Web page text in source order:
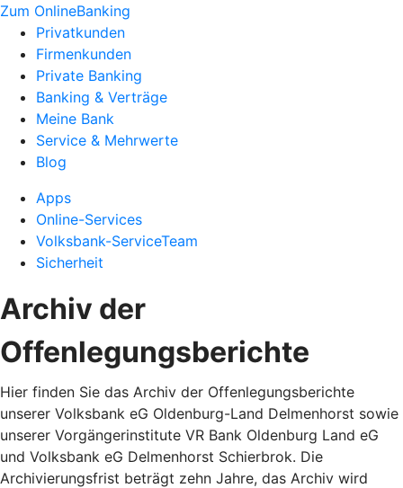
Zum OnlineBanking
Privatkunden
Firmenkunden
Private Banking
Banking & Verträge
Meine Bank
Service & Mehrwerte
Blog
Apps
Online-Services
Volksbank-ServiceTeam
Sicherheit
Archiv der
Offenlegungsberichte
Hier finden Sie das Archiv der Offenlegungsberichte
unserer Volksbank eG Oldenburg-Land Delmenhorst sowie
unserer Vorgängerinstitute VR Bank Oldenburg Land eG
und Volksbank eG Delmenhorst Schierbrok. Die
Archivierungsfrist beträgt zehn Jahre, das Archiv wird